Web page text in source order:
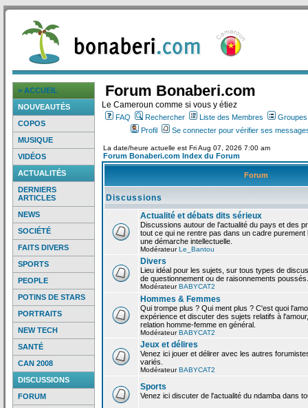
> ACCUEIL
NOUVEAUTÉS
COPOS
MUSIQUE
VIDÉOS
ACTUALITÉS
DERNIERS
ARTICLES
NEWS
SOCIÉTÉ
FAITS DIVERS
SPORTS
PEOPLE
POTINS DE STARS
PORTRAITS
NEW TECH
SANTÉ
CAN 2008
DISCUSSIONS
FORUM
Forum Bonaberi.com
Le Cameroun comme si vous y étiez
FAQ Rechercher Liste des Membres
Profil
Se connecter pour vérifier ses
La date/heure actuelle est Fri Aug 07, 2026 7:00 am
Forum Bonaberi.com Index du Forum
Forum
Discussions
Actualité et débats dits sérieux
Discussions autour de l'actualité du pays et des
tout ce qui ne rentre pas dans un cadre
une démarche intellectuelle.
ModérateurLe_Bantou
Divers
Lieu idéal pour les sujets, sur tous types de
de questionnement ou de raisonnements
ModérateurBABYCAT2
Hommes & Femmes
Qui trompe plus ? Qui ment plus ? C'est quoi
expérience et discuter des sujets relatifs à
relation homme-femme en général.
ModérateurBABYCAT2
Jeux et délires
Venez ici jouer et délirer avec les autres
variés.
ModérateurBABYCAT2
Sports
Venez ici discuter de l'actualité du ndamba dans